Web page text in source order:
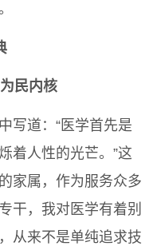
民内核
写道：“医学首先是
着人性的光芒。”这
家属，作为服务众多
干，我对医学有着别
从来不是单纯追求技